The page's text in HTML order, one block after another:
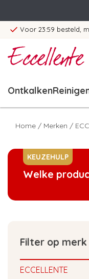
Voor 23:59 besteld,
Ontkalken
Home / Merken /
KEUZEHULP
Welke
Filter op merk
ECCELLENTE